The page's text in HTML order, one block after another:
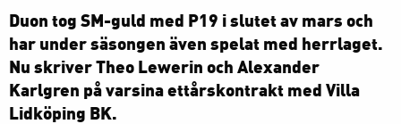
Duon tog SM-guld med P19 i slutet av mars och
har under säsongen även spelat med herrlaget.
Nu skriver Theo Lewerin och Alexander
Karlgren på varsina ettårskontrakt med Villa
Lidköping BK.